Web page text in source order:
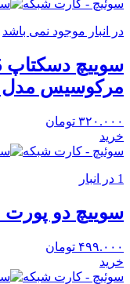
سوئیچ - کارت شبکه
در انبار موجود نمی باشد
مرکوسیس مدل MS105
۳۲۰.۰۰۰ تومان
خرید
سوئیچ - کارت شبکه
1 در انبار
سوییچ دو پورت KVM مدل 2UK
۴۹۹.۰۰۰ تومان
خرید
سوئیچ - کارت شبکه